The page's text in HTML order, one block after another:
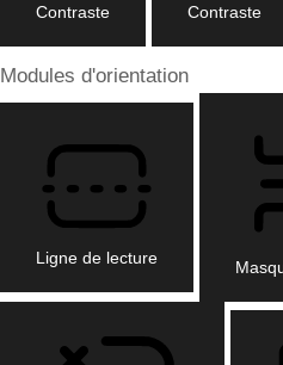
Contraste Contraste
Modules d'orientation
Ligne de lecture